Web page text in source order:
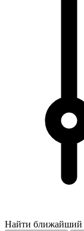
Найти ближайший